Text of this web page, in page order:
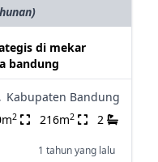
di mekar
bandung
Kabupaten Bandung
2 216m2 2
1 tahun yang lalu